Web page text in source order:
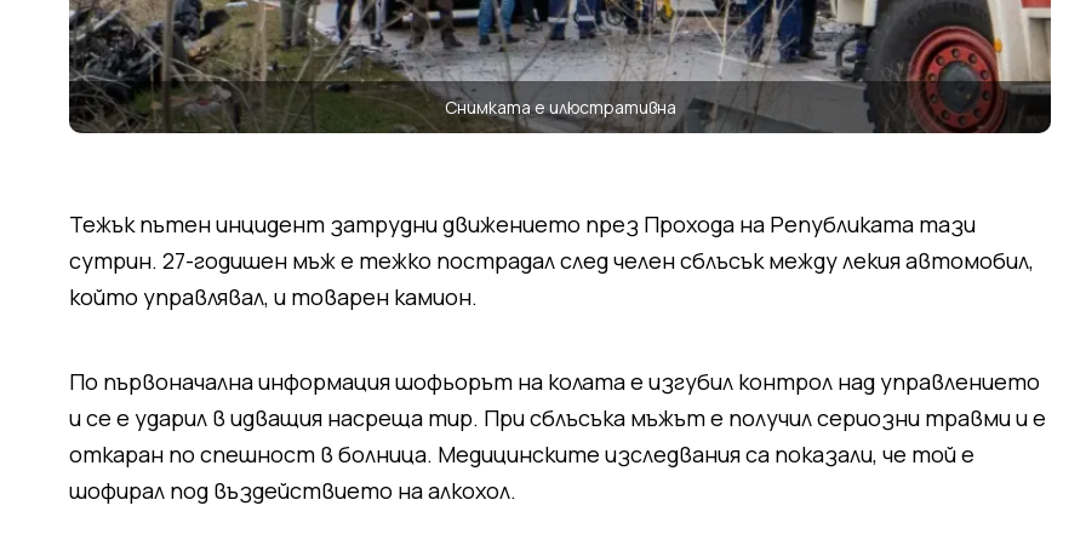
Снимката е илюстративна
Тежък пътен инцидент затрудни движението през Прохода на Републиката тази
сутрин. 27-годишен мъж е тежко пострадал след челен сблъсък между лекия автомобил,
който управлявал, и товарен камион.
По първоначална информация шофьорът на колата е изгубил контрол над управлението
и се е ударил в идващия насреща тир. При сблъсъка мъжът е получил сериозни травми и е
откаран по спешност в болница. Медицинските изследвания са показали, че той е
шофирал под въздействието на алкохол.